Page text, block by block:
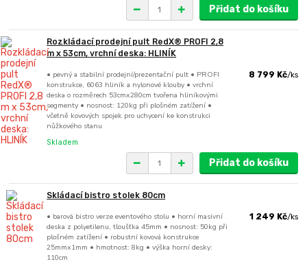
Přidat do košíku
Rozkládací prodejní pult RedX® PROFI 2,8
m x 53cm, vrchní deska: HLINÍK
• pevný a stabilní prodejní/prezentační pult • PROFI
konstrukce, 6063 hliník a nylonové klouby • vrchní
deska o rozměrech 53cmx280cm tvořena hliníkovými
segmenty • nosnost: 120kg při plošném zatížení •
včetně kovových spojek pro uchycení ke konstrukci
nůžkového stanu
8 799 Kč/ks
Skladem
Přidat do košíku
Skládací bistro stolek 80cm
• barová bistro verze eventového stolu • horní masivní
deska z polyetilenu, tloušťka 45mm • nosnost: 50kg při
plošném zatížení • robustní kovová konstrukce
25mmx1mm • hmotnost: 8kg • výška horní desky:
110cm
1 249 Kč/ks